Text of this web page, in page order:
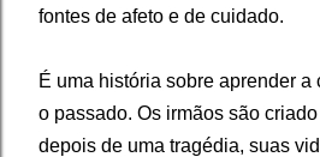
fontes de afeto e de cuidado.
É uma história sobre aprender a
o passado. Os irmãos são
depois de uma tragédia, suas